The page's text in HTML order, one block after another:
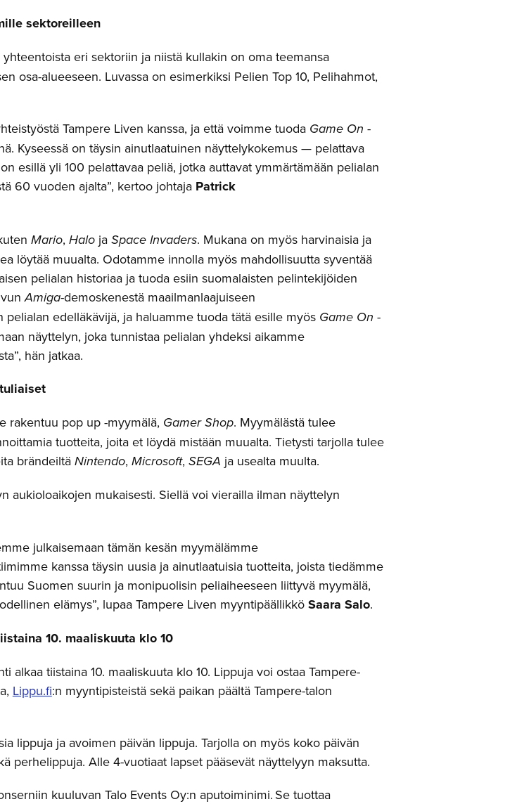
sektoreilleen
eri sektoriin ja niistä kullakin on oma teemansa
osa-alueeseen. Luvassa on esimerkiksi Pelien Top 10, Pelihahmot,
Tampere Liven kanssa, ja että voimme tuoda Game On -
Kyseessä on täysin ainutlaatuinen näyttelykokemus — pelattava
esillä yli 100 pelattavaa peliä, jotka auttavat ymmärtämään pelialan
60 vuoden ajalta”, kertoo johtaja Patrick
Mario, Halo ja Space Invaders. Mukana on myös harvinaisia ja
löytää muualta. Odotamme innolla myös mahdollisuutta syventää
pelialan historiaa ja tuoda esiin suomalaisten pelintekijöiden
Amiga-demoskenestä maailmanlaajuiseen
pelialan edelläkävijä, ja haluamme tuoda tätä esille myös Game On -
näyttelyn, joka tunnistaa pelialan yhdeksi aikamme
hän jatkaa.
rakentuu pop up -myymälä, Gamer Shop. Myymälästä tulee
tuotteita, joita et löydä mistään muualta. Tietysti tarjolla tulee
brändeiltäNintendo, Microsoft, SEGA ja usealta muulta.
aukioloaikojen mukaisesti. Siellä voi vierailla ilman näyttelyn
julkaisemaan tämän kesän myymälämme
kanssa täysin uusia ja ainutlaatuisia tuotteita, joista tiedämme
Suomen suurin ja monipuolisin peliaiheeseen liittyvä myymälä,
elämys”, lupaa Tampere Liven myyntipäällikkö Saara Salo.
10. maaliskuuta klo 10
alkaa tiistaina 10. maaliskuuta klo 10. Lippuja voi ostaa Tampere-
Lippu.fi:n myyntipisteistä sekä paikan päältä Tampere-talon
lippuja ja avoimen päivän lippuja. Tarjolla on myös koko päivän
perhelippuja. Alle 4-vuotiaat lapset pääsevät näyttelyyn maksutta.
kuuluvan Talo Events Oy:n aputoiminimi. Se tuottaa